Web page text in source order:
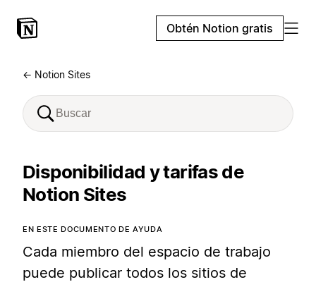
Obtén Notion gratis
← Notion Sites
Disponibilidad y tarifas de
Notion Sites
EN ESTE DOCUMENTO DE AYUDA
Cada miembro del espacio de trabajo
puede publicar todos los sitios de